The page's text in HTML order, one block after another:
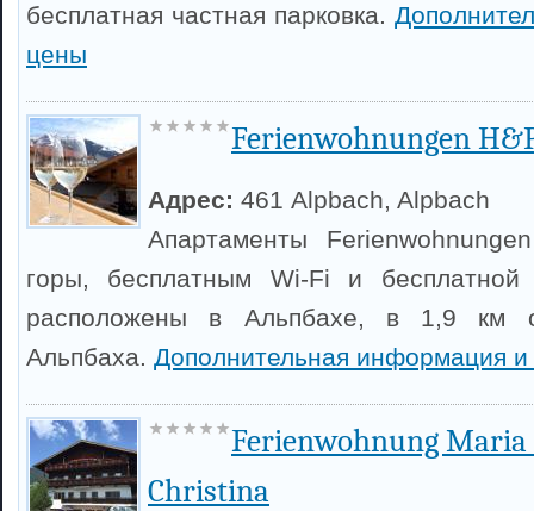
бесплатная частная парковка.
цены
Ferienwohnungen
Адрес: 461 Alpbach, Alpbach
Апартаменты
горы, бесплатным Wi-Fi и бесплатной
расположены в Альпбахе, в 1,9 км
Альпбаха. Дополнительная информация
Ferienwohnung
Christina